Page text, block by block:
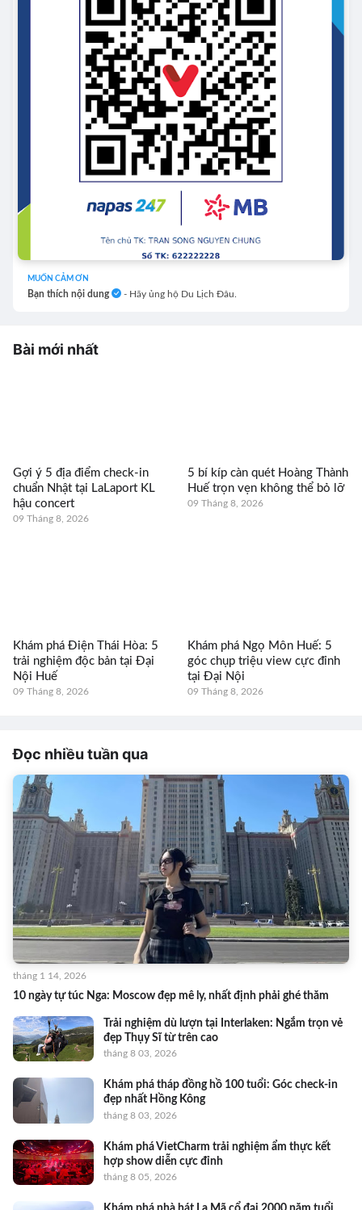
MUỐN CẢM ƠN
Bạn thích nội dung - Hãy ủng hộ Du Lịch Đâu.
Bài mới nhất
Gợi ý 5 địa điểm check-in
chuẩn Nhật tại LaLaport KL
hậu concert
09 Tháng 8, 2026
5 bí kíp càn quét Hoàng Thành
Huế trọn vẹn không thể bỏ lỡ
09 Tháng 8, 2026
Khám phá Điện Thái Hòa: 5
trải nghiệm độc bản tại Đại
Nội Huế
09 Tháng 8, 2026
Khám phá Ngọ Môn Huế: 5
góc chụp triệu view cực đỉnh
tại Đại Nội
09 Tháng 8, 2026
Đọc nhiều tuần qua
10 ngày tự túc Nga: Moscow đẹp mê ly, nhất định phải ghé thăm
tháng 1 14, 2026
Trải nghiệm dù lượn tại Interlaken: Ngắm trọn vẻ
đẹp Thụy Sĩ từ trên cao
tháng 8 03, 2026
Khám phá tháp đồng hồ 100 tuổi: Góc check-in
đẹp nhất Hồng Kông
tháng 8 03, 2026
Khám phá VietCharm trải nghiệm ẩm thực kết
hợp show diễn cực đỉnh
tháng 8 05, 2026